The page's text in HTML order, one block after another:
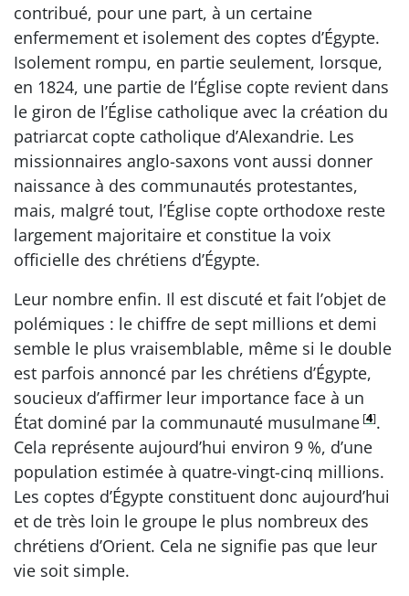
contribué, pour une part, à un certaine
enfermement et isolement des coptes d’Égypte.
Isolement rompu, en partie seulement, lorsque,
en 1824, une partie de l’Église copte revient dans
le giron de l’Église catholique avec la création du
patriarcat copte catholique d’Alexandrie. Les
missionnaires anglo-saxons vont aussi donner
naissance à des communautés protestantes,
mais, malgré tout, l’Église copte orthodoxe reste
largement majoritaire et constitue la voix
officielle des chrétiens d’Égypte.
Leur nombre enfin. Il est discuté et fait l’objet de
polémiques : le chiffre de sept millions et demi
semble le plus vraisemblable, même si le double
est parfois annoncé par les chrétiens d’Égypte,
soucieux d’affirmer leur importance face à un
État dominé par la communauté musulmane [4].
Cela représente aujourd’hui environ 9 %, d’une
population estimée à quatre-vingt-cinq millions.
Les coptes d’Égypte constituent donc aujourd’hui
et de très loin le groupe le plus nombreux des
chrétiens d’Orient. Cela ne signifie pas que leur
vie soit simple.